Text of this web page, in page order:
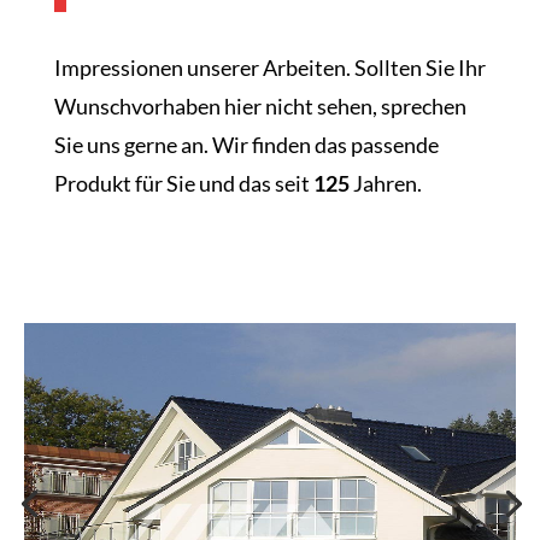
Impressionen unserer Arbeiten. Sollten Sie Ihr
Wunschvorhaben hier nicht sehen, sprechen
Sie uns gerne an. Wir finden das passende
Produkt für Sie und das seit 125Jahren.